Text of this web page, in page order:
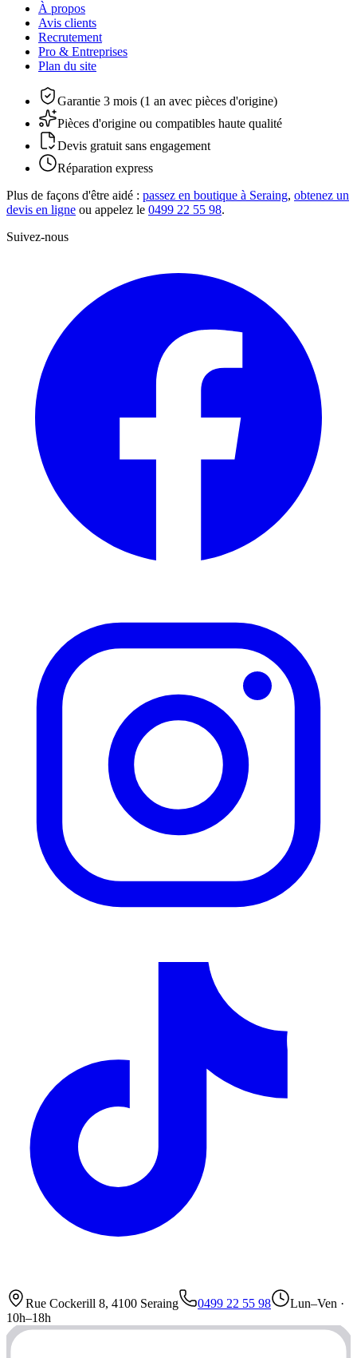
À propos
Avis clients
Recrutement
Pro & Entreprises
Plan du site
Garantie 3 mois (1 an avec pièces d'origine)
Pièces d'origine ou compatibles haute qualité
Devis gratuit sans engagement
Réparation express
Plus de façons d'être aidé : passez en boutique à Seraing, obtenez un
devis en ligne ou appelez le 0499 22 55 98.
Suivez-nous
Rue Cockerill 8, 4100 Seraing 0499 22 55 98
Lun–Ven ·
10h–18h